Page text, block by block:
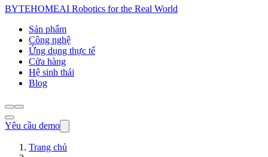
BYTEHOMEAI Robotics for the Real World
Sản phẩm
Công nghệ
Ứng dụng thực tế
Cửa hàng
Hệ sinh thái
Blog
Yêu cầu demo
Trang chủ